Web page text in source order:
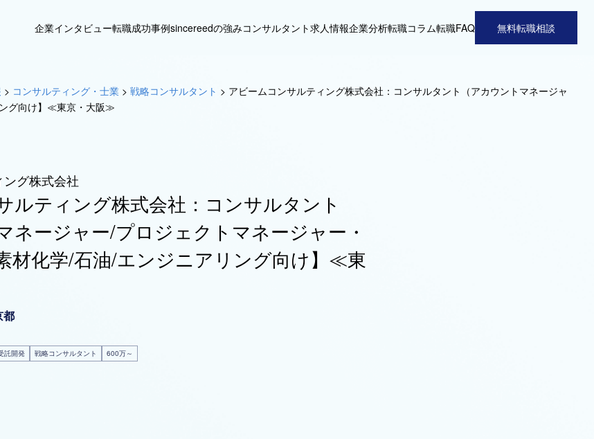
企業インタビュー転職成功事例sincereedの強みコンサルタント求人情報企業分析転職コラム転職FAQ 無料転職相談
> コンサルティング・士業 > 戦略コンサルタント > アビームコンサルティング株式会社：コンサルタント（アカウントマネージャ
グ向け】≪東京・大阪≫
グ株式会社
ルティング株式会社：コンサルタント
ネージャー/プロジェクトマネージャー・
材化学/石油/エンジニアリング向け】≪東
都
託開発 戦略コンサルタント 600万～